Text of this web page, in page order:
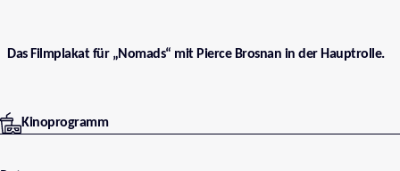
Das Filmplakat für „Nomads“ mit Pierce Brosnan in der Hauptrolle.
Kinoprogramm